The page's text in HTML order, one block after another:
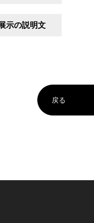
示の説明文
戻る